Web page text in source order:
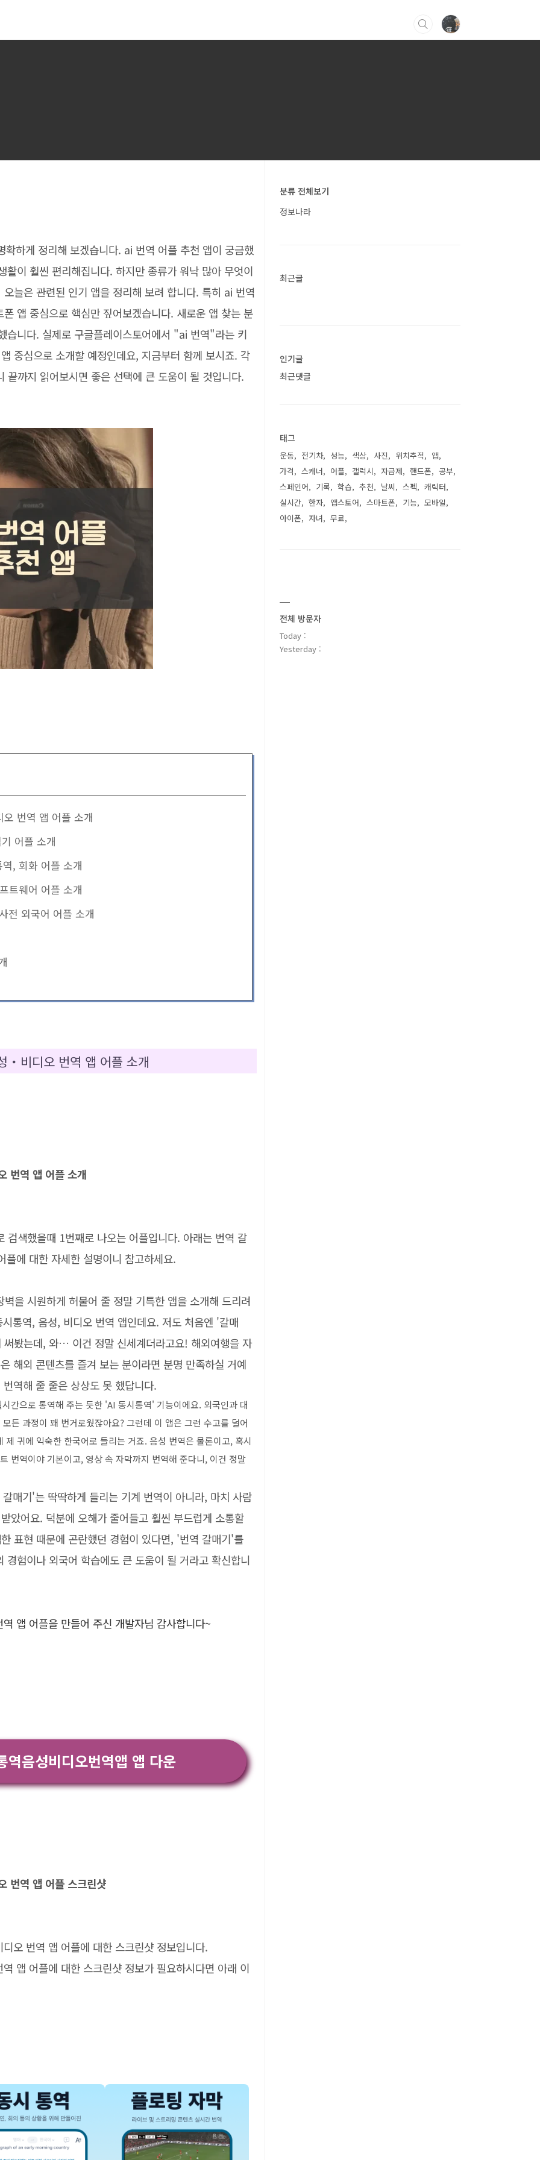
하게 정리해 보겠습니다. ai 번역 어플 추천 앱이 궁금했
이 훨씬 편리해집니다. 하지만 종류가 워낙 많아 무엇이
늘은 관련된 인기 앱을 정리해 보려 합니다. 특히 ai 번역
앱 중심으로 핵심만 짚어보겠습니다. 새로운 앱 찾는 분
습니다. 실제로 구글플레이스토어에서 "ai 번역"라는 키
중심으로 소개할 예정인데요, 지금부터 함께 보시죠. 각
끝까지 읽어보시면 좋은 선택에 큰 도움이 될 것입니다.
번역 앱 어플 소개
어플 소개
, 회화 어플 소개
트웨어 어플 소개
전 외국어 어플 소개
비디오 번역 앱 어플 소개
번역 앱 어플 소개
색했을때 1번째로 나오는 어플입니다. 아래는 번역 갈
에 대한 자세한 설명이니 참고하세요.
을 시원하게 허물어 줄 정말 기특한 앱을 소개해 드리려
통역, 음성, 비디오 번역 앱인데요. 저도 처음엔 '갈매
봤는데, 와… 이건 정말 신세계더라고요! 해외여행을 자
해외 콘텐츠를 즐겨 보는 분이라면 분명 만족하실 거예
역해 줄 줄은 상상도 못 했답니다.
간으로 통역해 주는 듯한 'AI 동시통역' 기능이에요. 외국인과 대
든 과정이 꽤 번거로웠잖아요? 그런데 이 앱은 그런 수고를 덜어
귀에 익숙한 한국어로 들리는 거죠. 음성 번역은 물론이고, 혹시
번역이야 기본이고, 영상 속 자막까지 번역해 준다니, 이건 정말
매기'는 딱딱하게 들리는 기계 번역이 아니라, 마치 사람
았어요. 덕분에 오해가 줄어들고 훨씬 부드럽게 소통할
표현 때문에 곤란했던 경험이 있다면, '번역 갈매기'를
험이나 외국어 학습에도 큰 도움이 될 거라고 확신합니
앱 어플을 만들어 주신 개발자님 감사합니다~
역음성비디오번역앱 앱 다운
번역 앱 어플 스크린샷
오 번역 앱 어플에 대한 스크린샷 정보입니다.
앱 어플에 대한 스크린샷 정보가 필요하시다면 아래 이
분류 전체보기
정보나라
최근글
인기글
최근댓글
태그
운동 전기차 성능 색상 사진 위치추적
앱
가격
스캐너 어플 갤럭시 자급제 핸드폰
공부
스페인어
기록 학습 추천 날씨 스펙
캐릭터
실시간
한자 앱스토어 스마트폰 기능
모바일
아이폰
자녀 무료
전체 방문자
Today :
Yesterday :